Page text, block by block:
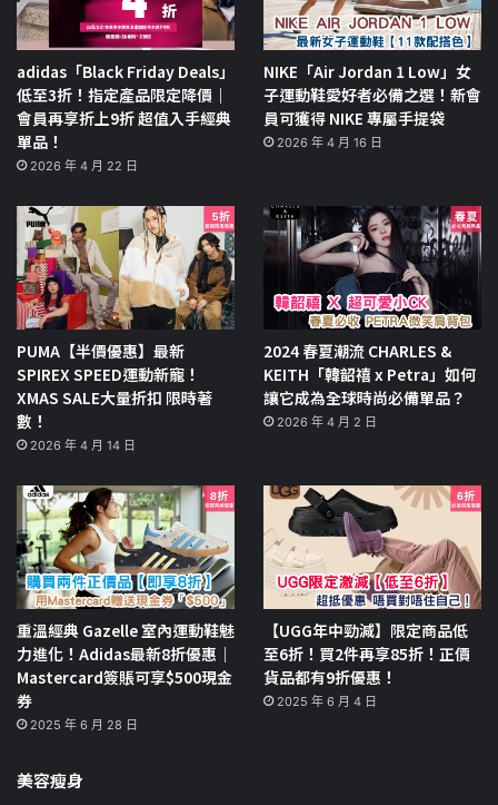
adidas「Black Friday Deals」
低至3折！指定產品限定降價｜
會員再享折上9折 超值入手經典
單品！
2026 年 4 月 22 日
NIKE「Air Jordan 1 Low」女
子運動鞋愛好者必備之選！新會
員可獲得 NIKE 專屬手提袋
2026 年 4 月 16 日
PUMA【半價優惠】最新
SPIREX SPEED運動新寵！
XMAS SALE大量折扣 限時著
數！
2026 年 4 月 14 日
2024 春夏潮流 CHARLES &
KEITH「韓韶禧 x Petra」如何
讓它成為全球時尚必備單品？
2026 年 4 月 2 日
重溫經典 Gazelle 室內運動鞋魅
力進化！Adidas最新8折優惠｜
Mastercard簽賬可享$500現金
券
2025 年 6 月 28 日
【UGG年中勁減】限定商品低
至6折！買2件再享85折！正價
貨品都有9折優惠！
2025 年 6 月 4 日
美容瘦身